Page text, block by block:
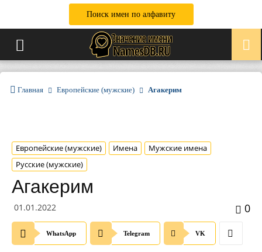
Поиск имен по алфавиту
Главная Европейские (мужские) Агакерим
Европейские (мужские) Имена
Мужские имена
Русские (мужские)
Агакерим
01.01.2022 0
WhatsApp Telegram VK